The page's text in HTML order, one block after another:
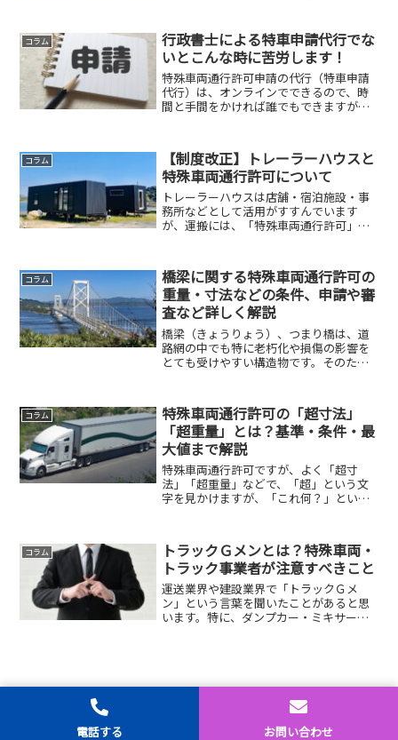
電話する お問い合わせ
は、この違いを正確に理解しておかなけ
れば、申請漏れや道路法違反に...
コラム
行政書士による特車申請代行でな
いとこんな時に苦労します！
特殊車両通行許可申請の代行（特車申請
代行）は、オンラインでできるので、時
間と手間をかければ誰でもできますが、
と、行政書士に頼んだほうが結局、安あ
がりになることが多くありま...
コラム
【制度改正】トレーラーハウスと
特殊車両通行許可について
トレーラーハウスは店舗・宿泊施設・事
務所などとして活用がすすんでいます
が、運搬には、「特殊車両通行許可」や
一定条件下での公道走行が可能となりま
したが、「道路法」「道路運...
コラム
橋梁に関する特殊車両通行許可の
重量・寸法などの条件、申請や審
査など詳しく解説
橋梁（きょうりょう）、つまり橋は、道
路網の中でも特に老朽化や損傷の影響を
とても受けやすい構造物です。そのた
と条件がつけられています。道路法に基
づいて、一般的制限値を超え...
コラム
特殊車両通行許可の「超寸法」
「超重量」とは？基準・条件・最
大値まで解説
特殊車両通行許可ですが、よく「超寸
法」「超重量」などで、「超」という文
字を見かけますが、「これ何？」という
「超重量」の意味だけではなく、この記
事を読んで頂ければ、特殊車両...
コラム
トラックＧメンとは？特殊車両・
トラック事業者が注意すべきこと
運送業界や建設業界で「トラックＧメ
ン」という言葉を聞いたことがあると思
います。特に、ダンプカー・ミキサー
【Q&A】特殊車両通行確認制度
（通行可能経路・オンライン・回
トップ サイドバー